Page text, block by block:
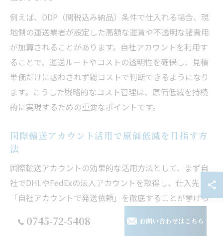
例えば、DDP（関税込み納品）条件で仕入れる場合、現
地側の運送業者が設定した高額な運賃や不透明な諸費用
が加算されることがあります。自社アカウントを利用す
ることで、運送ルートやコストの透明性を確保し、見積
単価だけに惑わされず総コストで判断できるようになり
ます。こうした戦略的なコスト管理は、原価低減を持続
的に実現するための重要なポイントです。
国際輸送アカウント活用で原価低減を目指す方
法
国際輸送アカウントの効果的な活用方法として、まず自
社でDHLやFedExの法人アカウントを取得し、仕入先に
「自社アカウントで発送依頼」を徹底することが挙げら
確に管理でき、予期せぬコスト増加を防ぎやすくなりま
0745-72-5408 お問い合わせはこちら